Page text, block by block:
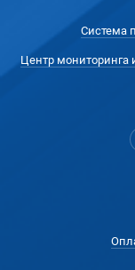
Система
Центр мониторинга